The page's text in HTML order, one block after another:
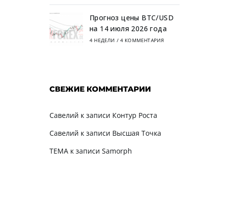
Прогноз цены BTC/USD
на 14 июля 2026 года
4 НЕДЕЛИ / 4 КОММЕНТАРИЯ
СВЕЖИЕ КОММЕНТАРИИ
Савелий к записи Контур Роста
Савелий к записи Высшая Точка
TEMAк записи Samorph